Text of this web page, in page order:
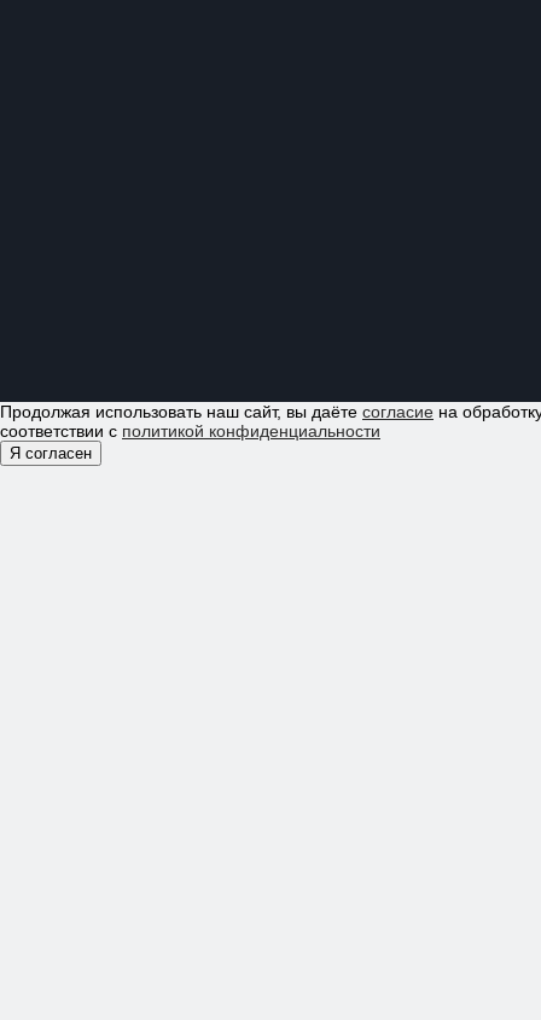
Продолжая использовать наш сайт, вы даёте согласие на
соответствии с политикой конфиденциальности
Я согласен